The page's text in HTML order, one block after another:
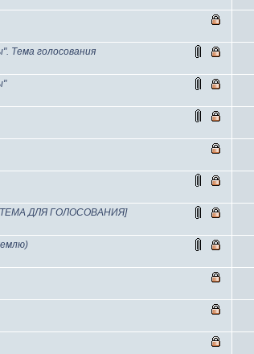
Тема голосования
[ТЕМА ДЛЯ ГОЛОСОВАНИЯ]